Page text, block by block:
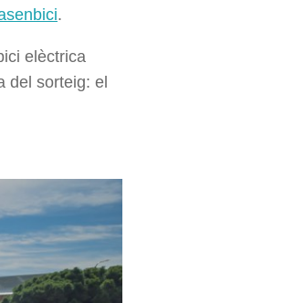
.
elèctrica
del sorteig: el